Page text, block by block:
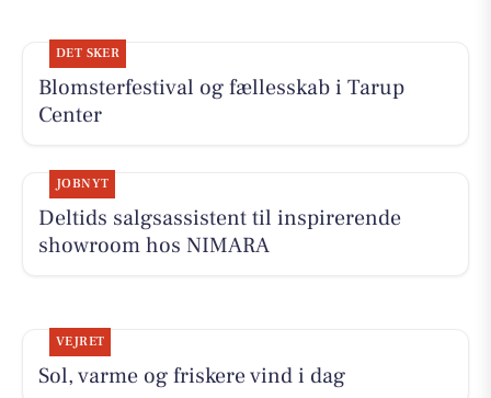
DET SKER
Blomsterfestival og fællesskab i Tarup
Center
JOBNYT
Deltids salgsassistent til inspirerende
showroom hos NIMARA
VEJRET
Sol, varme og friskere vind i dag